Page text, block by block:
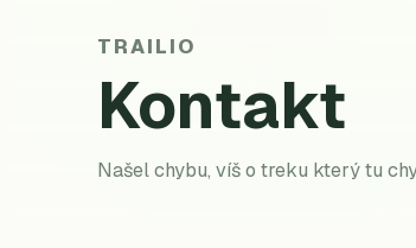
TRAILIO
Kontakt
Našel chybu, víš o treku který tu